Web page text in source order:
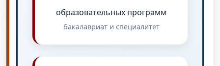
образовательных программ
бакалавриат и специалитет